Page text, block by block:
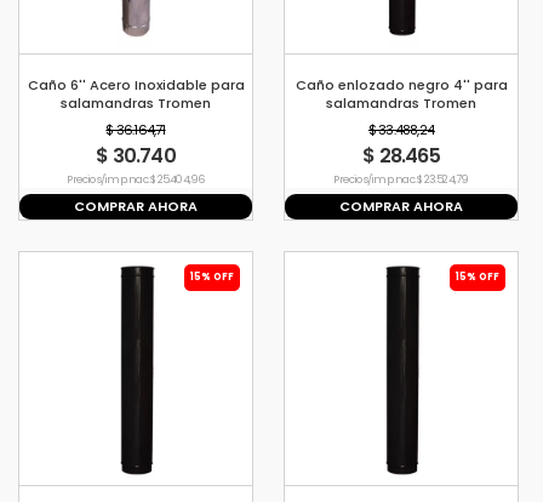
Caño 6'' Acero Inoxidable para
salamandras Tromen
$ 36.164,71
$ 30.740
Precio s/imp. nac. $ 25.404,96
COMPRAR AHORA
Caño enlozado negro 4'' para
salamandras Tromen
$ 33.488,24
$ 28.465
Precio s/imp. nac. $ 23.524,79
COMPRAR AHORA
15% OFF 15% OFF